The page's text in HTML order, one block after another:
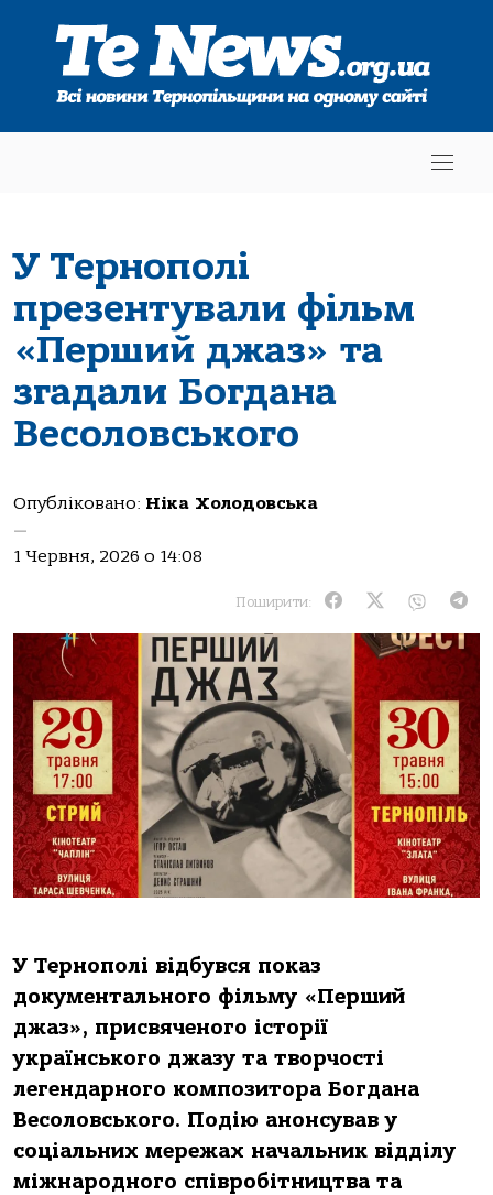
У Тернополі
презентували фільм
«Перший джаз» та
згадали Богдана
Весоловського
Опубліковано: Ніка Холодовська
—
1 Червня, 2026 о 14:08
Поширити:
У Тернополі відбувся показ
документального фільму «Перший
джаз», присвяченого історії
українського джазу та творчості
легендарного композитора Богдана
Весоловського. Подію анонсував у
соціальних мережах начальник відділу
міжнародного співробітництва та